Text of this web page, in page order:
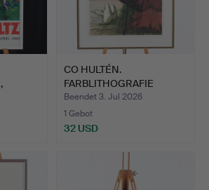
CO HULTÉN.
FARBLITHOGRAFIE
"Urbilder" Nr. …
Beendet 3. Jul 2026
1 Gebot
32 USD